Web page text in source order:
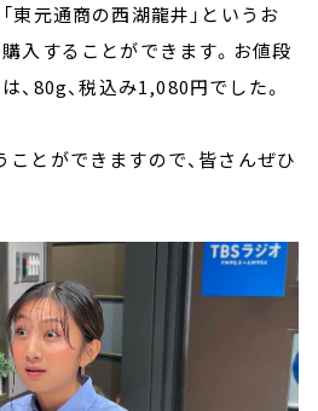
東元通商の西湖龍井」というお
入することができます。お値段
、80g、税込み1,080円でした。
とができますので、皆さんぜひ